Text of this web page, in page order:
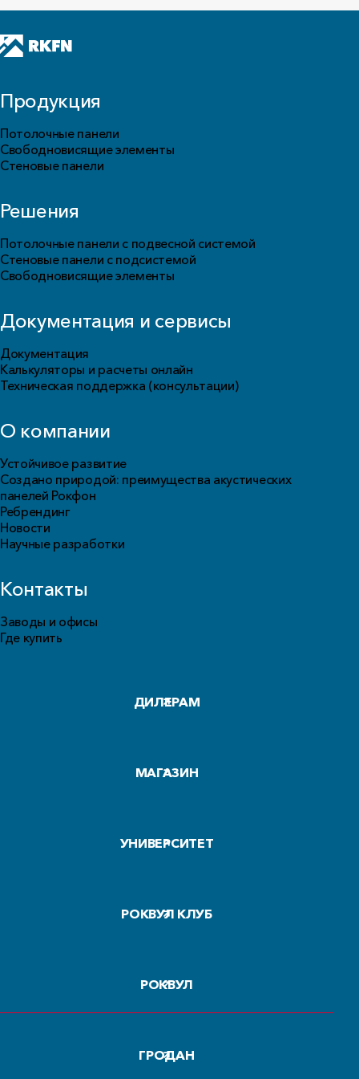
Продукция
Потолочные панели
Свободновисящие элементы
Стеновые панели
Решения
Потолочные панели с подвесной системой
Стеновые панели с подсистемой
Свободновисящие элементы
Документация и сервисы
Документация
Калькуляторы и расчеты онлайн
Техническая поддержка (консультации)
О компании
Устойчивое развитие
Создано природой: преимущества акустических
панелей Рокфон
Ребрендинг
Новости
Научные разработки
Контакты
Заводы и офисы
Где купить
ДИЛЕРАМ
МАГАЗИН
УНИВЕРСИТЕТ
РОКВУЛ КЛУБ
РОКВУЛ
ГРОДАН